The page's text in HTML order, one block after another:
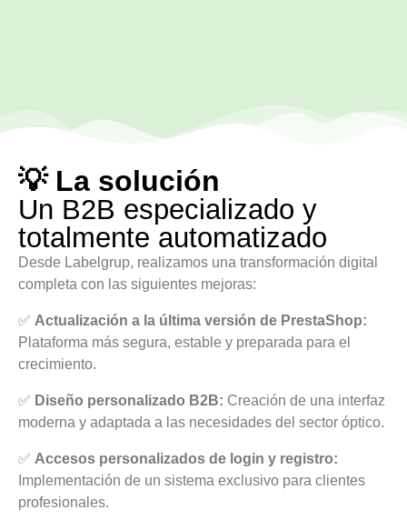
💡 La solución
Un B2B especializado y
totalmente automatizado
Desde Labelgrup, realizamos una transformación digital
completa con las siguientes mejoras:
✅ Actualización a la última versión de PrestaShop:
Plataforma más segura, estable y preparada para el
crecimiento.
✅ Diseño personalizado B2B: Creación de una interfaz
moderna y adaptada a las necesidades del sector óptico.
✅ Accesos personalizados de login y registro:
Implementación de un sistema exclusivo para clientes
profesionales.